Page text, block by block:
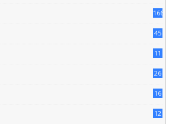
166
45
11
26
16
12